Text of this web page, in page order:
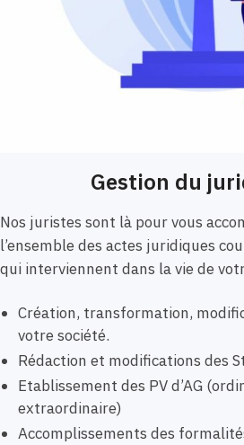
Gestion du
Nos juristes sont là pour vous
l’ensemble des actes juridiques
qui interviennent dans la vie de
Création, transformation,
votre société.
Rédaction et modifications des
Etablissement des PV d’AG
extraordinaire)
Accomplissements des